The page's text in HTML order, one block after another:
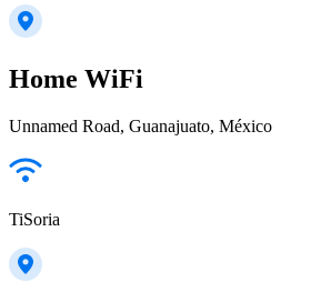
Home WiFi
Unnamed Road, Guanajuato, México
TiSoria